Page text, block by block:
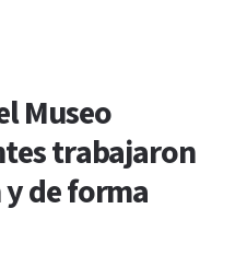
Museo
trabajaron
de forma